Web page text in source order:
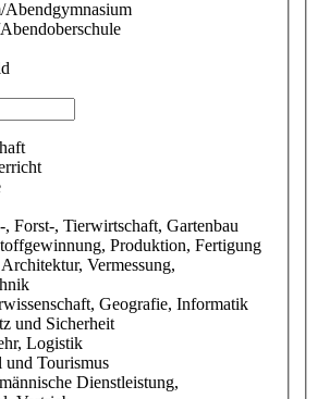
Abendgymnasium
Forst-, Tierwirtschaft, Gartenbau
Produktion, Fertigung
Vermessung,
Geografie, Informatik
und Sicherheit
Logistik
Tourismus
Dienstleistung,